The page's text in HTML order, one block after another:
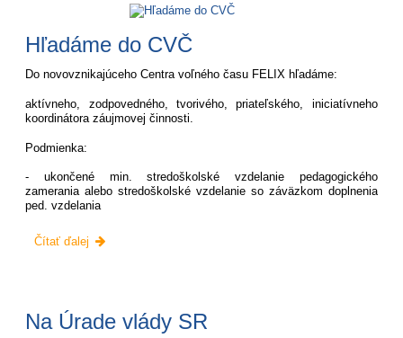
Hľadáme do CVČ
Do novovznikajúceho Centra voľného času FELIX hľadáme:
aktívneho, zodpovedného, tvorivého, priateľského, iniciatívneho
koordinátora záujmovej činnosti.
Podmienka:
- ukončené min. stredoškolské vzdelanie pedagogického
zamerania alebo stredoškolské vzdelanie so záväzkom doplnenia
ped. vzdelania
Hľadáme
Čítať ďalej
Na Úrade vlády SR